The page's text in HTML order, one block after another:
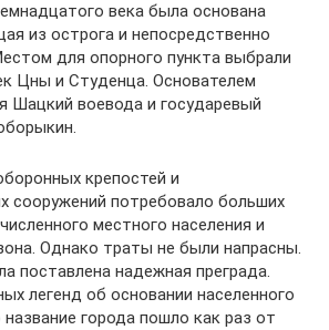
века была основана
из острога и непосредственно
для опорного пункта выбрали
Цны и Студенца. Основателем
Шацкий воевода и государевый
крепостей и
сооружений потребовало больших
местного населения и
Однако траты не были напрасны.
поставлена надежная преграда.
легенд об основании населенного
название города пошло как раз от